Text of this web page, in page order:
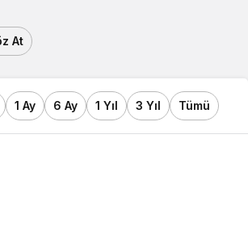
At
1 Ay 6 Ay 1 Yıl 3 Yıl Tümü